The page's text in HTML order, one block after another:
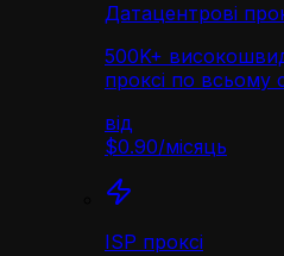
Датацентрові
500K+
проксі по всьому
від
$0.90/місяць
ISP проксі